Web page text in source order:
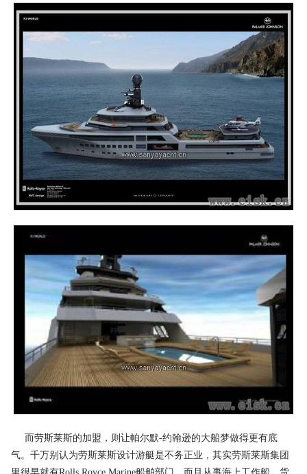
而劳斯莱斯的加盟，则让帕尔默-约翰逊的大船梦做得更有底
气。千万别认为劳斯莱斯设计游艇是不务正业，其实劳斯莱斯集团